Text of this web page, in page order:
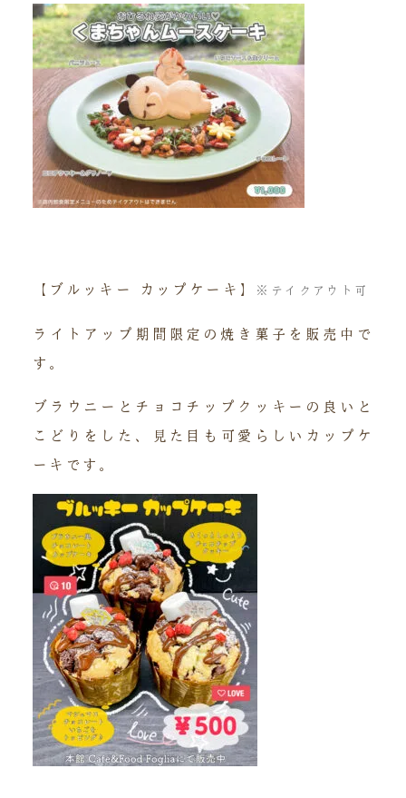
【ブルッキー カップケーキ】 ※テイクアウト可
ライトアップ期間限定の焼き菓子を販売中で
す。
ブラウニーとチョコチップクッキーの良いと
こどりをした、見た目も可愛らしいカップケ
ーキです。